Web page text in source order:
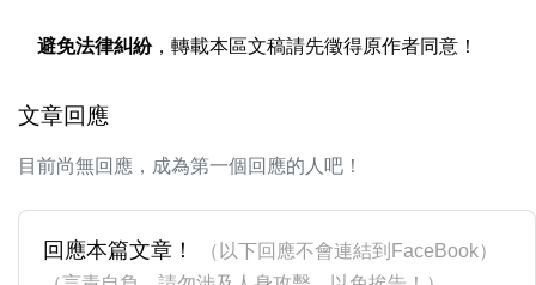
避免法律糾紛，轉載本區文稿請先徵得原作者同意！
文章回應
目前尚無回應，成為第一個回應的人吧！
回應本篇文章！
（以下回應不會連結到FaceBook）